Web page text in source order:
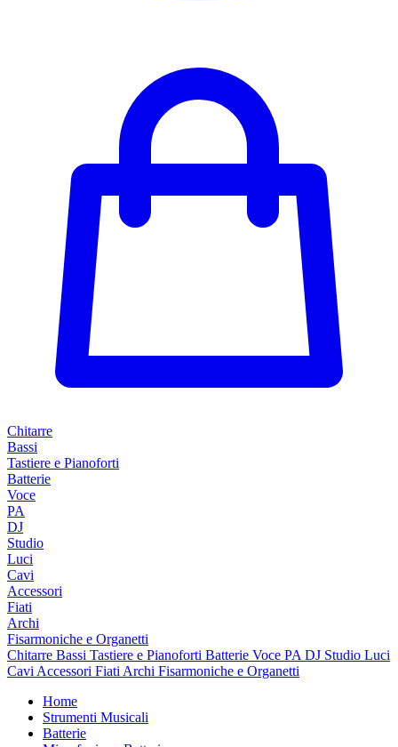
Chitarre
Bassi
Tastiere e Pianoforti
Batterie
Voce
PA
DJ
Studio
Luci
Cavi
Accessori
Fiati
Archi
Fisarmoniche e Organetti
Chitarre Bassi Tastiere e Pianoforti Batterie Voce PA DJ Studio Luci
Cavi Accessori Fiati Archi Fisarmoniche e Organetti
Home
Strumenti Musicali
Batterie